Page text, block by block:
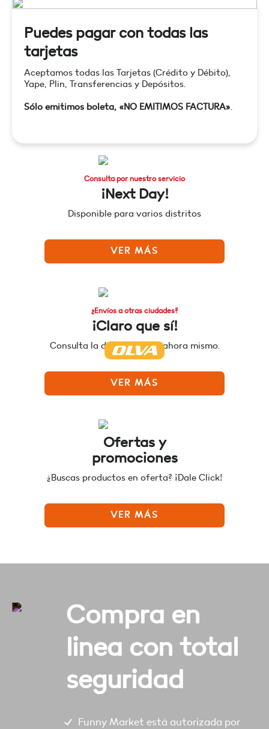
Puedes pagar con todas las
tarjetas
Aceptamos todas las Tarjetas (Crédito y Débito),
Yape, Plin, Transferencias y Depósitos.
Sólo emitimos boleta, «NO EMITIMOS FACTURA».
Consulta por nuestro servicio
¡Next Day!
Disponible para varios distritos
VER MÁS
¿Envíos a otras ciudades?
¡Claro que sí!
Consulta la disponibilidad ahora mismo.
VER MÁS
Ofertas y
promociones
¿Buscas productos en oferta? ¡Dale Click!
VER MÁS
Compra en
linea con total
seguridad
Funny Market está autorizada por